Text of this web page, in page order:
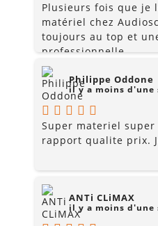
Plusieurs fois que je
matériel chez
toujours au top et
professionnelle.
Philippe Oddone
il y a moins d'une
Super materiel super
rapport qualite prix.
ANTi CLiMAX
il y a moins d'une